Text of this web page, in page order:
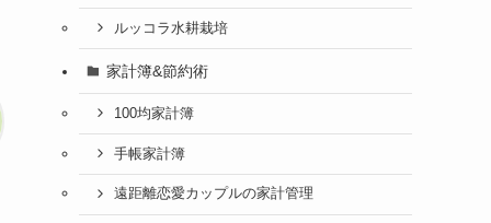
ルッコラ水耕栽培
家計簿&節約術
100均家計簿
手帳家計簿
遠距離恋愛カップルの家計管理